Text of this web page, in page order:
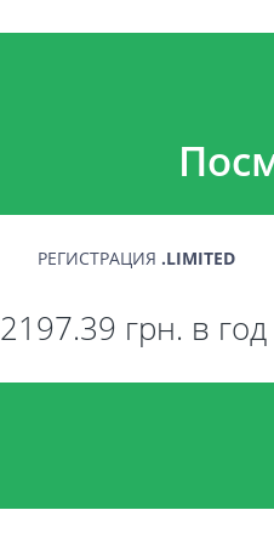
РЕГИСТРАЦИЯ .LIMITED
2197.39 грн. в год